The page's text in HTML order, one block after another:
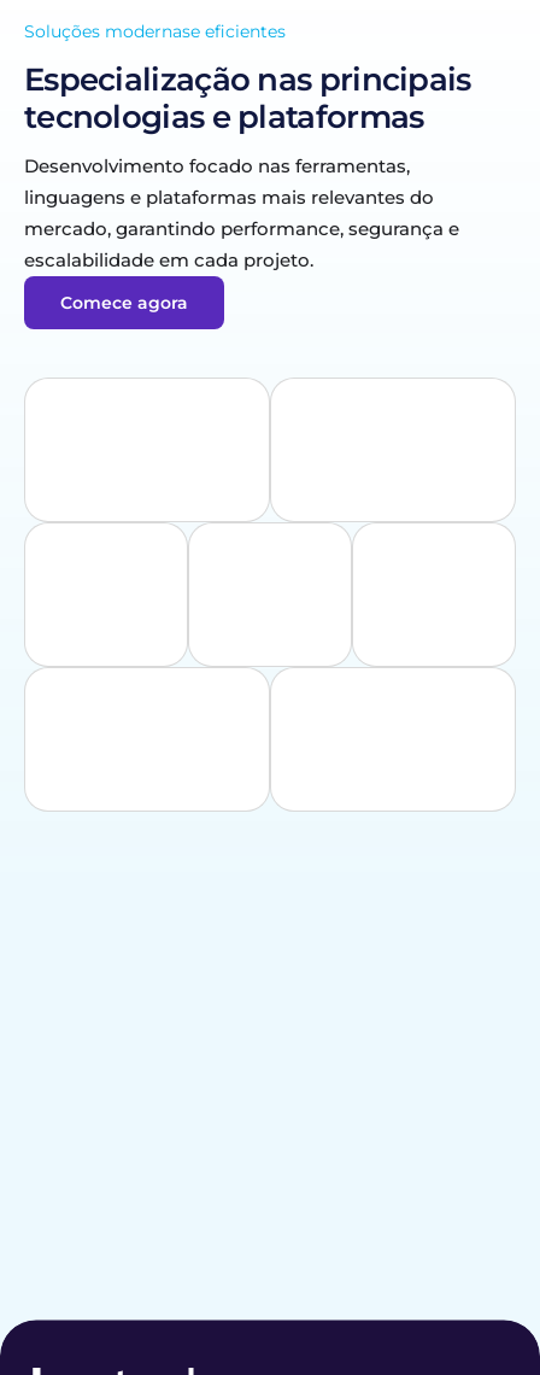
Soluções modernase eficientes
Especialização nas principais
tecnologias e plataformas
Desenvolvimento focado nas ferramentas,
linguagens e plataformas mais relevantes do
mercado, garantindo performance, segurança e
escalabilidade em cada projeto.
Comece agora